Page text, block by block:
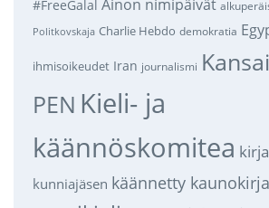
#FreeGalal Ainon nimipäivät
Politkovskaja Charlie Hebdo demokratia
ihmisoikeudet Iran journalismi
PEN Kieli- ja
käännöskomitea
kunniajäsen käännetty